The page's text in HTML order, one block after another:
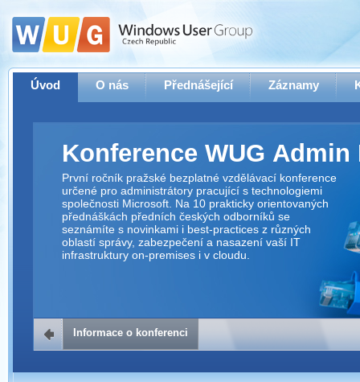
Úvod O nás Přednášející Záznamy
Konference WUG Admin
První ročník pražské bezplatné vzdělávací konference
určené pro administrátory pracující s technologiemi
společnosti Microsoft. Na 10 prakticky orientovaných
přednáškách předních českých odborníků se
seznámíte s novinkami i best-practices z různých
oblastí správy, zabezpečení a nasazení vaší IT
infrastruktury on-premises i v cloudu.
Informace o konferenci